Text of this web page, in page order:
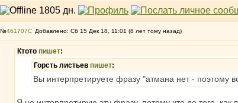
№461707 Добавлено: Сб 15 Дек 18, 11:01 (8 лет тому назад)
Ктото пишет:
Горсть листьев пишет:
Вы интерпретируете фразу "атмана нет -